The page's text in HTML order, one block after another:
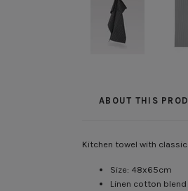
ABOUT THIS
Kitchen towel with
Size: 48x65cm
Linen cotton blend